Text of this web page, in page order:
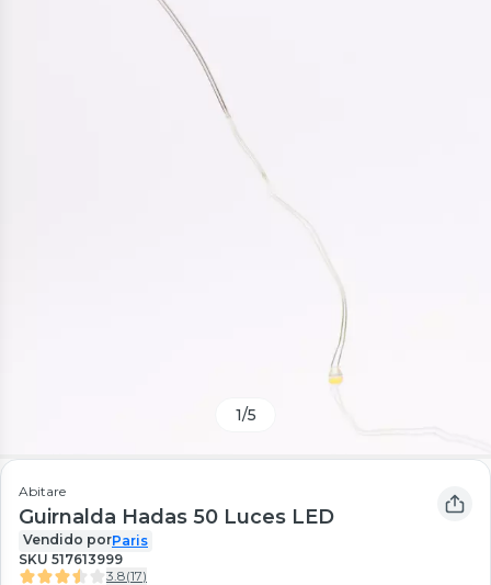
1/5
Abitare
Guirnalda Hadas 50 Luces LED
Vendido porParis
SKU 517613999
3.8(17)